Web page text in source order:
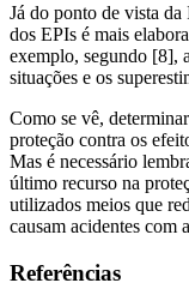
Já do ponto de vista
dos EPIs é mais
exemplo, segundo [8],
situações e os
Como se vê,
proteção contra os
Mas é necessário
último recurso na
utilizados meios que
causam acidentes com
Referências